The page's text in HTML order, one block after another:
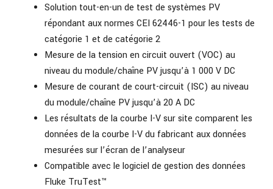
Solution tout-en-un de test de systèmes PV
répondant aux normes CEI 62446-1 pour les tests de
catégorie 1 et de catégorie 2
Mesure de la tension en circuit ouvert (VOC) au
niveau du module/chaîne PV jusqu’à 1 000 V DC
Mesure de courant de court-circuit (ISC) au niveau
du module/chaîne PV jusqu’à 20 A DC
Les résultats de la courbe I-V sur site comparent les
données de la courbe I-V du fabricant aux données
mesurées sur l’écran de l’analyseur
Compatible avec le logiciel de gestion des données
Fluke TruTest™